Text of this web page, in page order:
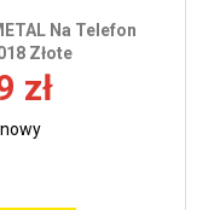
Na Telefon
Złote
zł